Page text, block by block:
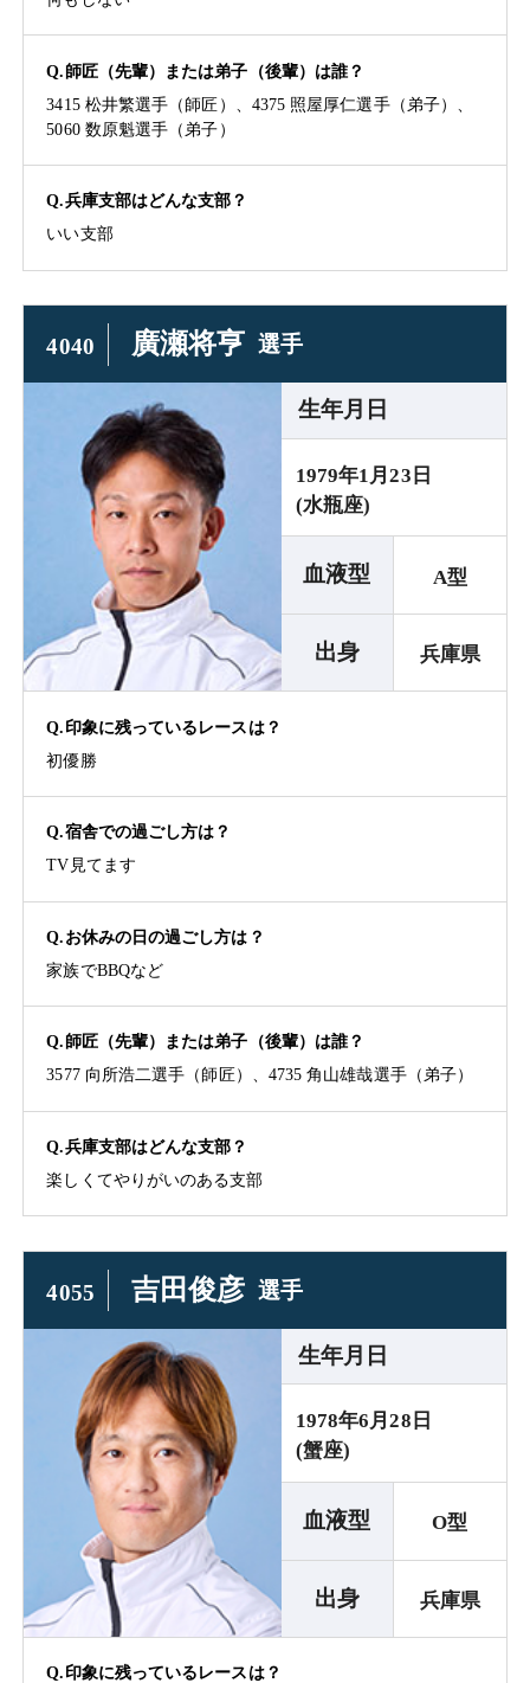
Q.師匠（先輩）または弟子（後輩）は誰？
3415 松井繁選手（師匠）、4375 照屋厚仁選手（弟子）、
5060 数原魁選手（弟子）
Q.兵庫支部はどんな支部？
いい支部
4040 廣瀬将亨 選手
生年月日
1979年1月23日
(水瓶座)
血液型 A型
出身 兵庫県
Q.印象に残っているレースは？
初優勝
Q.宿舎での過ごし方は？
TV見てます
Q.お休みの日の過ごし方は？
家族でBBQなど
Q.師匠（先輩）または弟子（後輩）は誰？
3577 向所浩二選手（師匠）、4735 角山雄哉選手（弟子）
Q.兵庫支部はどんな支部？
楽しくてやりがいのある支部
4055 吉田俊彦 選手
生年月日
1978年6月28日
(蟹座)
血液型 O型
出身 兵庫県
Q.印象に残っているレースは？